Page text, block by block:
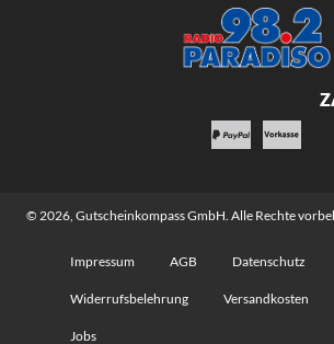
© 2026, Gutscheinkompass GmbH . Alle Rechte
Impressum AGB Datenschutz
Widerrufsbelehrung Versandkosten
Jobs